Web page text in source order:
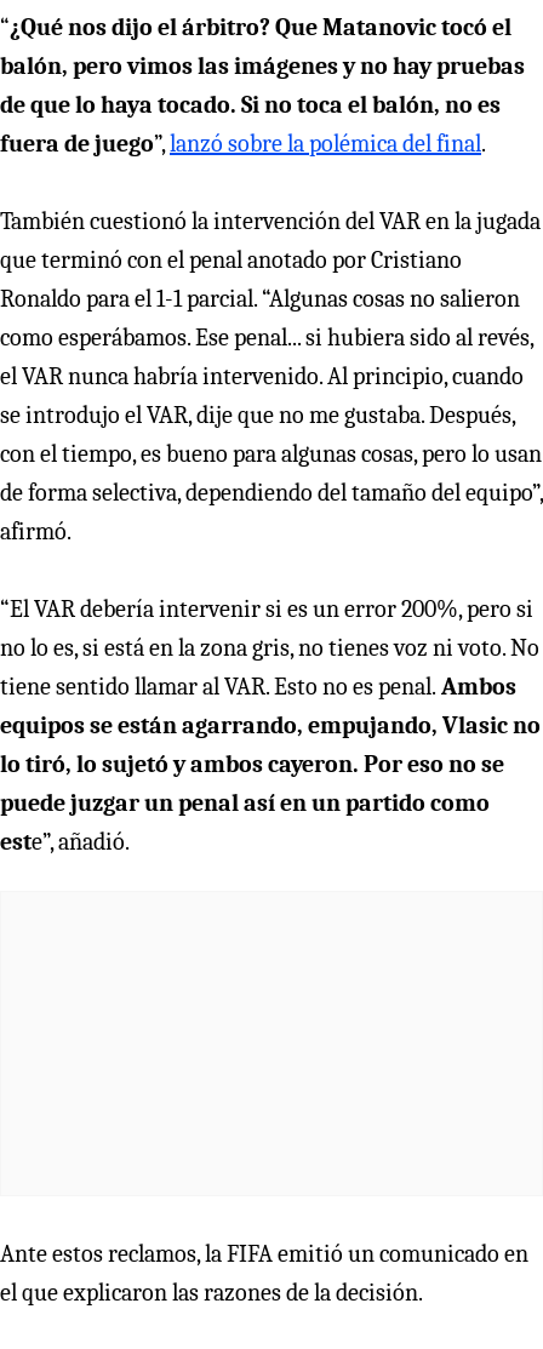
“¿Qué nos dijo el árbitro? Que Matanovic tocó el
balón, pero vimos las imágenes y no hay pruebas
de que lo haya tocado. Si no toca el balón, no es
fuera de juego”,lanzó sobre la polémica del final.
También cuestionó la intervención del VAR en la jugada
que terminó con el penal anotado por Cristiano
Ronaldo para el 1-1 parcial. “Algunas cosas no salieron
como esperábamos. Ese penal... si hubiera sido al revés,
el VAR nunca habría intervenido. Al principio, cuando
se introdujo el VAR, dije que no me gustaba. Después,
con el tiempo, es bueno para algunas cosas, pero lo usan
de forma selectiva, dependiendo del tamaño del equipo”,
afirmó.
“El VAR debería intervenir si es un error 200%, pero si
no lo es, si está en la zona gris, no tienes voz ni voto. No
tiene sentido llamar al VAR. Esto no es penal. Ambos
equipos se están agarrando, empujando, Vlasic no
lo tiró, lo sujetó y ambos cayeron. Por eso no se
puede juzgar un penal así en un partido como
este”, añadió.
Ante estos reclamos, la FIFA emitió un comunicado en
el que explicaron las razones de la decisión.